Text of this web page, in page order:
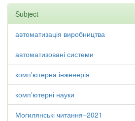
Subject
автоматизація виробництва
автоматизовані системи
комп'ютерна інженерія
комп'ютерні науки
Могилянські читання–2021